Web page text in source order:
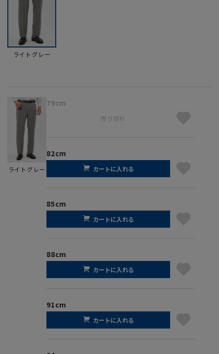
ライトグレー
ライトグレー
79cm
売り切れ
82cm
カートに入れる
85cm
カートに入れる
88cm
カートに入れる
91cm
カートに入れる